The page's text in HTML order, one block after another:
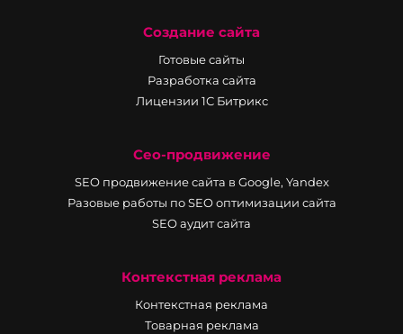
Создание сайта
Готовые сайты
Разработка сайта
Лицензии 1С Битрикс
Сео-продвижение
SEO продвижение сайта в Google, Yandex
Разовые работы по SEO оптимизации сайта
SEO аудит сайта
Контекстная реклама
Контекстная реклама
Товарная реклама